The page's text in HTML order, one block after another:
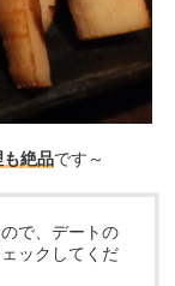
絶品です～
で、デートの
ックしてくだ